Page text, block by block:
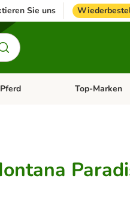
Sie uns
Fisch Menü öffnen: Vogel
Pferd Kategorie-Menü
Top-Marken